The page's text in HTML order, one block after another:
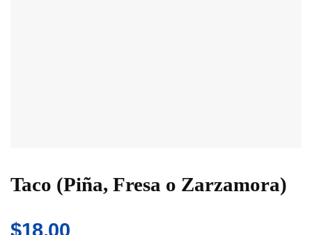
Taco (Piña, Fresa o Zarzamora)
$18.00